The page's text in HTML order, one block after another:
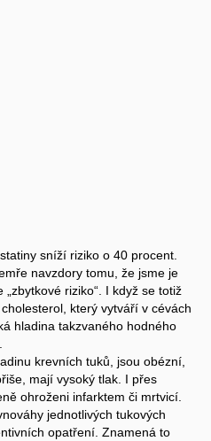
sníží riziko o 40 procent.
navzdory tomu, že jsme je
riziko“. I když se totiž
který vytváří v cévách
hladina takzvaného hodného
krevních tuků, jsou obézní,
mají vysoký tlak. I přes
ohroženi infarktem či mrtvicí.
jednotlivých tukových
opatření. Znamená to